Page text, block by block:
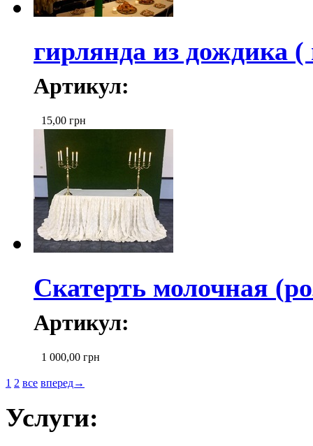
гирлянда из дождика
Артикул:
15,00 грн
Скатерть молочная
Артикул:
1 000,00 грн
1 2 все вперед→
Услуги: